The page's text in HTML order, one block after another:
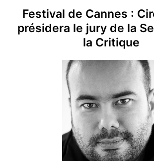
Festival de Cannes :
présidera le jury de la
la Critique